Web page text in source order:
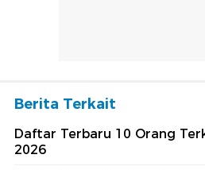
Berita Terkait
Daftar Terbaru 10 Orang
2026